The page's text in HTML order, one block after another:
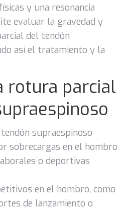
y una resonancia
evaluar la gravedad y
del tendón
así el tratamiento y la
rotura parcial
supraespinoso
sobrecargas en el hombro
o deportivas
en el hombro, como
de lanzamiento o